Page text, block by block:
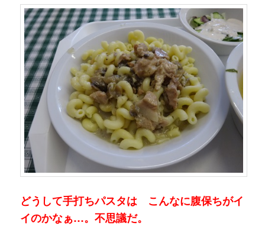
どうして手打ちパスタは こんなに腹保ちがイ
イのかなぁ…。不思議だ。